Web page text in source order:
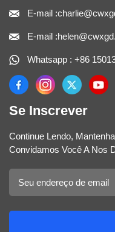
E-mail
E-mail
Whatsapp : +86
Se Inscrever
Continue Lendo,
Convidamos Você A Nos